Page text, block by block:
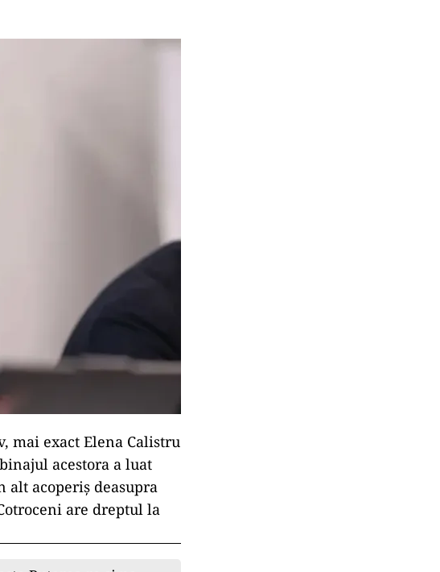
mai exact Elena Calistru
acestora a luat
acoperiș deasupra
are dreptul la